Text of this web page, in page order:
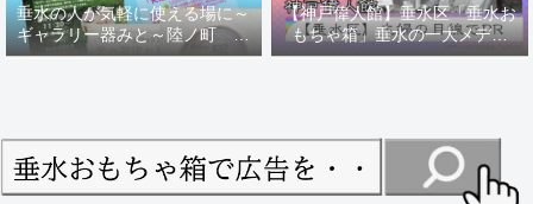
垂水の人が気軽に使える場に～
ギャラリー器みと～陸ノ町 ８
月のイベント情報
【神戸偉人館】垂水区「垂水お
もちゃ箱」垂水の一大メディ
ア！？｜神戸の魅力を凸インタ